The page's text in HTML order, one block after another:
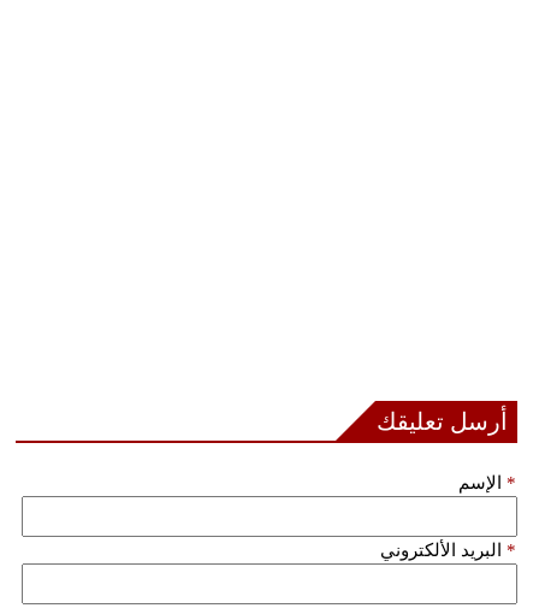
أرسل تعليقك
الإسم *
البريد الألكتروني *